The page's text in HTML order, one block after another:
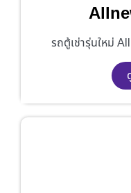
รถตู้เช่ารุ่นใหม่